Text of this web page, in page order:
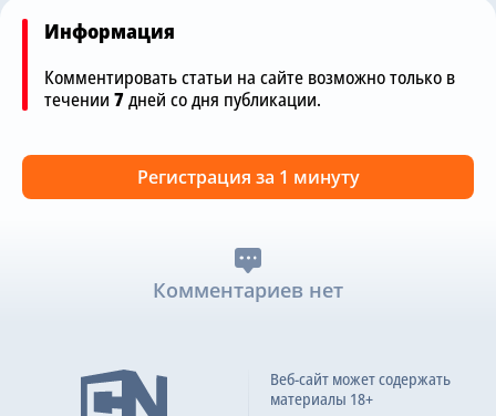
Информация
Комментировать статьи на сайте возможно только в
течении 7дней со дня публикации.
Регистрация за 1 минуту
Комментариев нет
Веб-сайт может содержать
материалы 18+